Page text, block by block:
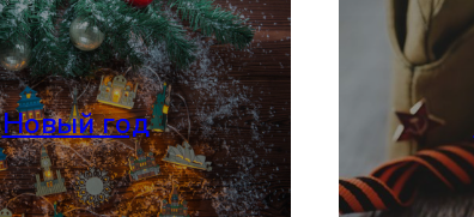
Новый год
смотреть каталог